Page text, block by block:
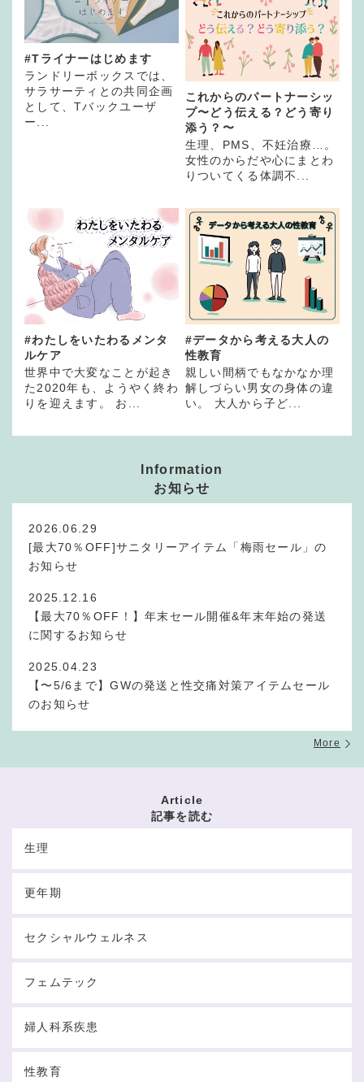
#Tライナーはじめます
ランドリーボックスでは、
サラサーティとの共同企画
として、Tバックユーザ
ー...
これからのパートナーシッ
プ〜どう伝える？どう寄り
添う？〜
生理、PMS、不妊治療…。
女性のからだや心にまとわ
りついてくる体調不...
#わたしをいたわるメンタ
ルケア
世界中で大変なことが起き
た2020年も、ようやく終わ
りを迎えます。 お...
#データから考える大人の
性教育
親しい間柄でもなかなか理
解しづらい男女の身体の違
い。 大人から子ど...
Information
お知らせ
2026.06.29
[最大70％OFF]サニタリーアイテム「梅雨セール」の
お知らせ
2025.12.16
【最大70％OFF！】年末セール開催&年末年始の発送
に関するお知らせ
2025.04.23
【〜5/6まで】GWの発送と性交痛対策アイテムセール
のお知らせ
More
Article
記事を読む
生理
更年期
セクシャルウェルネス
フェムテック
婦人科系疾患
性教育